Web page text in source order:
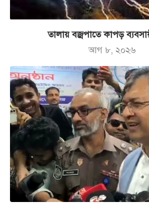
তালায় বজ্রপাতে কাপড়
আগ ৮, ২০২৬